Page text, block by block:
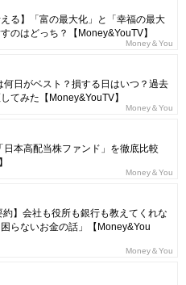
える】「富の最大化」と「幸福の最大
のはどっち？【Money&YouTV】
Money＆You
何日がベスト？損する日はいつ？過去
てみた【Money&YouTV】
Money＆You
日本高配当株ファンド」を徹底比較
Money＆You
約】会社も役所も銀行も教えてくれな
らないお金の話」【Money&You
Money＆You